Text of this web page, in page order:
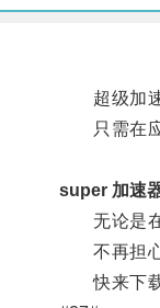
超级加速
只需在应
super 加速
无论是在
不再担心
快来下载